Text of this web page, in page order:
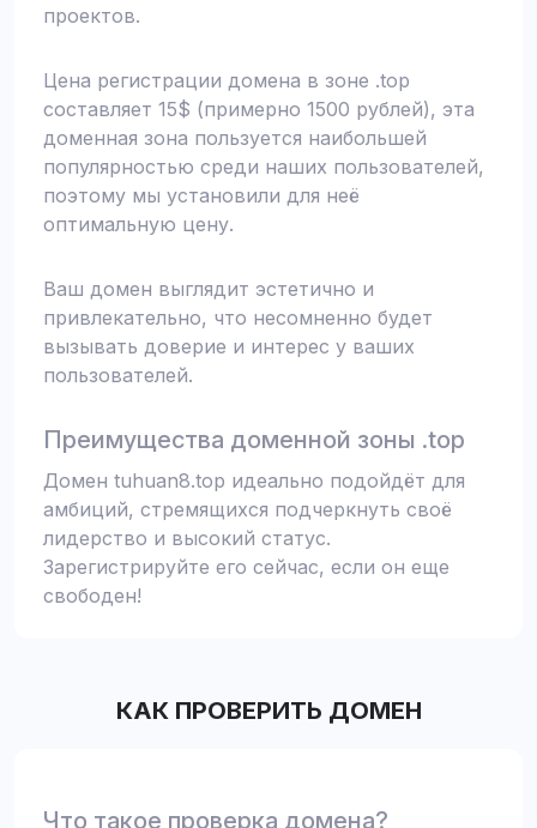
проектов.
Цена регистрации домена в зоне .top
составляет 15$ (примерно 1500 рублей), эта
доменная зона пользуется наибольшей
популярностью среди наших пользователей,
поэтому мы установили для неё
оптимальную цену.
Ваш домен выглядит эстетично и
привлекательно, что несомненно будет
вызывать доверие и интерес у ваших
пользователей.
Преимущества доменной зоны .top
Домен tuhuan8.top идеально подойдёт для
амбиций, стремящихся подчеркнуть своё
лидерство и высокий статус.
Зарегистрируйте его сейчас, если он еще
свободен!
КАК ПРОВЕРИТЬ ДОМЕН
Что такое проверка домена?